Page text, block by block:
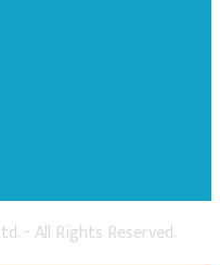
- All Rights Reserved.